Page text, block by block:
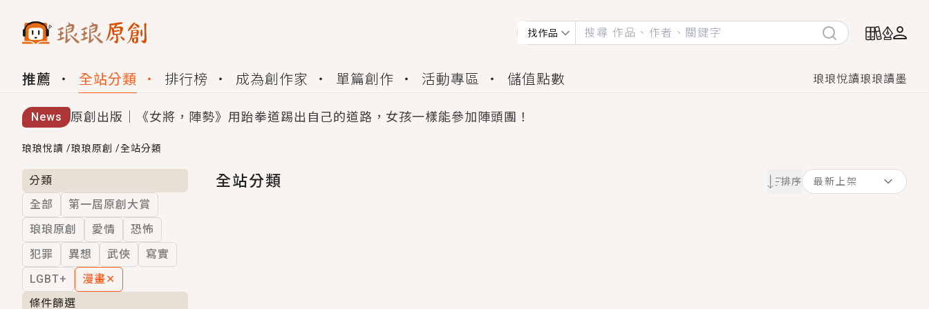
找作品
推薦 全站分類 排行榜 成為創作家 單篇創作 活動專區 儲值點數 琅琅悅讀琅琅讀墨
News 原創出版｜《女將，陣勢》用跆拳道踢出自己的道路，女孩一樣能參加陣頭團！
創,作家招募｜華文小說創作首選！有機會獲得豐富廣宣資源、專屬服務與獨享福利！
小編心動書單｜《離婚你提的，二婚嫁大佬，你哭什麼？》追妻火葬場！前夫失憶移情別戀，她頭也不回找新歡，他居然還後悔了？
GL｜《夏日與檸檬與重疊世界》炎熱的夏日、檸檬的香氣、互相愛慕的兩位少女，今夏最推純愛GL漫畫！
BL｜《費洛蒙中毒》救命！特殊費洛蒙體質世界觀，無法抗拒的吸引力，已中毒Σ>―(〃°ω°〃)♡→
OMG你嚇到我了｜《陰陽鬼店》上班族買了房子模型，但現實中買下的竟是屬於他的停屍櫃？！
言情｜《國語推行員》每個人心中都有一個連自己也無法改變的永恆， 他的一生將不由自主追逐著她……
琅琅悅讀 /琅琅原創 /全站分類
分類
全部
第一屆原創大賞
琅琅原創
愛情
恐怖
犯罪
異想 武俠
寫實
LGBT+
漫畫✕
條件篩選
全站分類 排序 最新上架